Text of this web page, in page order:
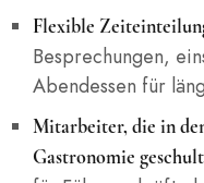
Flexible
Besprechungen,
Abendessen für
Mitarbeiter, die in
Gastronomie